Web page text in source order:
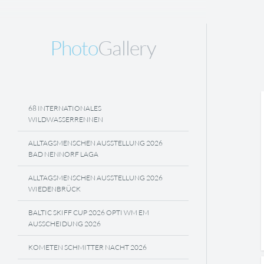
PhotoGallery
68 INTERNATIONALES
WILDWASSERRENNEN
ALLTAGSMENSCHEN AUSSTELLUNG 2026
BAD NENNORF LAGA
ALLTAGSMENSCHEN AUSSTELLUNG 2026
WIEDENBRÜCK
BALTIC SKIFF CUP 2026 OPTI WM EM
AUSSCHEIDUNG 2026
KOMETEN SCHMITTER NACHT 2026